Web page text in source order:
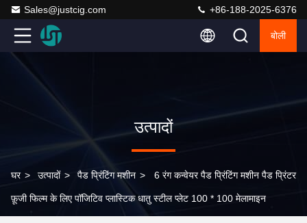
Sales@justcig.com +86-188-2025-6376
बोली
उत्पादों
घर > उत्पादों > पैड प्रिंटिंग मशीन > 6 रंग कन्वेयर पैड प्रिंटिंग मशीन पैड प्रिंटर
फ़ूजी फिल्म के लिए पॉजिटिव प्लास्टिक धातु स्टील प्लेट 100 * 100 मेलामाइन